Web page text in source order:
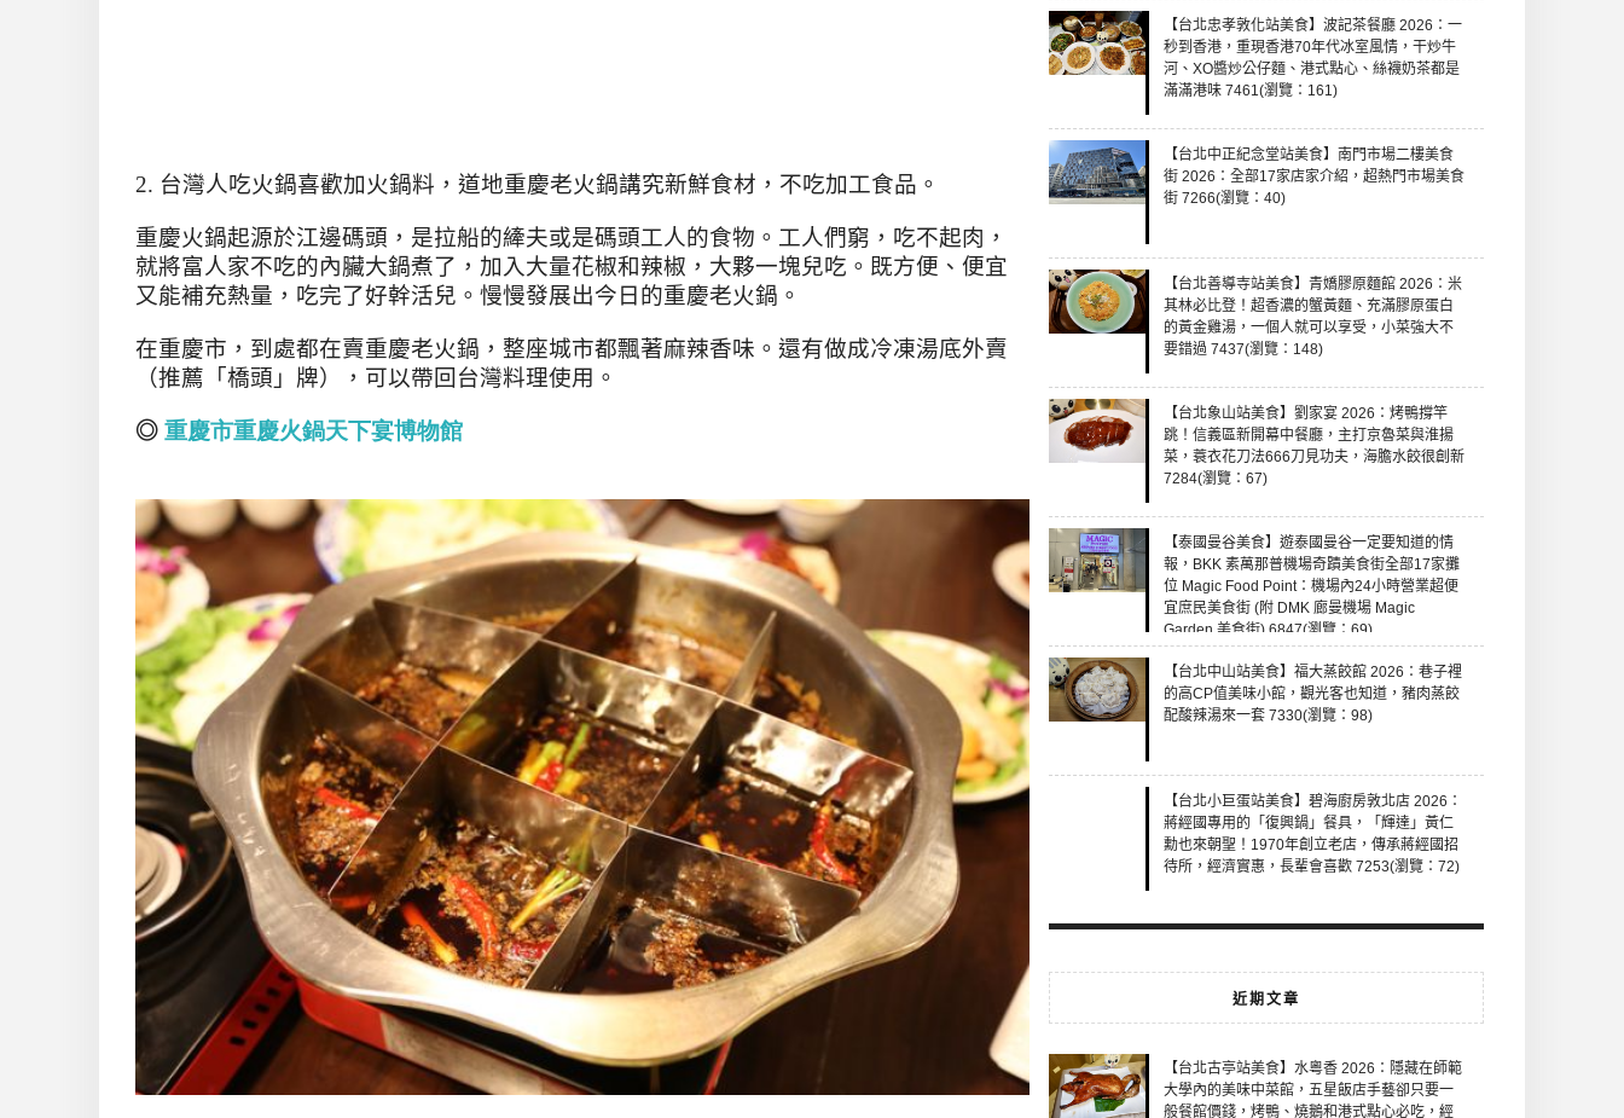
2. 台灣人吃火鍋喜歡加火鍋料，道地重慶老火鍋講究新鮮食材，不吃加工食品。
重慶火鍋起源於江邊碼頭，是拉船的縴夫或是碼頭工人的食物。工人們窮，吃不起肉，
就將富人家不吃的內臟大鍋煮了，加入大量花椒和辣椒，大夥一塊兒吃。既方便、便宜
又能補充熱量，吃完了好幹活兒。慢慢發展出今日的重慶老火鍋。
在重慶市，到處都在賣重慶老火鍋，整座城市都飄著麻辣香味。還有做成冷凍湯底外賣
（推薦「橋頭」牌），可以帶回台灣料理使用。
◎ 重慶市重慶火鍋天下宴博物館
【台北忠孝敦化站美食】波記茶餐廳 2026：一
秒到香港，重現香港70年代冰室風情，干炒牛
河、XO醬炒公仔麵、港式點心、絲襪奶茶都是
滿滿港味 7461(瀏覽：161)
【台北中正紀念堂站美食】南門市場二樓美食
街 2026：全部17家店家介紹，超熱門市場美食
街 7266(瀏覽：40)
【台北善導寺站美食】青嬌膠原麵館 2026：米
其林必比登！超香濃的蟹黃麵、充滿膠原蛋白
的黃金雞湯，一個人就可以享受，小菜強大不
要錯過 7437(瀏覽：148)
【台北象山站美食】劉家宴 2026：烤鴨撐竿
跳！信義區新開幕中餐廳，主打京魯菜與淮揚
菜，蓑衣花刀法666刀見功夫，海膽水餃很創新
7284(瀏覽：67)
【泰國曼谷美食】遊泰國曼谷一定要知道的情
報，BKK 素萬那普機場奇蹟美食街全部17家攤
位 Magic Food Point：機場內24小時營業超便
宜庶民美食街 (附 DMK 廊曼機場 Magic
Garden 美食街) 6847(瀏覽：69)
【台北中山站美食】福大蒸餃館 2026：巷子裡
的高CP值美味小館，觀光客也知道，豬肉蒸餃
配酸辣湯來一套 7330(瀏覽：98)
【台北小巨蛋站美食】碧海廚房敦北店 2026：
蔣經國專用的「復興鍋」餐具，「輝達」黃仁
勳也來朝聖！1970年創立老店，傳承蔣經國招
待所，經濟實惠，長輩會喜歡 7253(瀏覽：72)
近期文章
【台北古亭站美食】水粵香 2026：隱藏在師範
大學內的美味中菜館，五星飯店手藝卻只要一
般餐館價錢，烤鴨、燒鵝和港式點心必吃，經